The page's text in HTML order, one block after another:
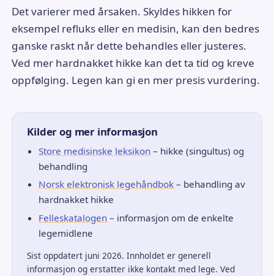
Det varierer med årsaken. Skyldes hikken for
eksempel refluks eller en medisin, kan den bedres
ganske raskt når dette behandles eller justeres.
Ved mer hardnakket hikke kan det ta tid og kreve
oppfølging. Legen kan gi en mer presis vurdering.
Kilder og mer informasjon
Store medisinske leksikon – hikke (singultus) og
behandling
Norsk elektronisk legehåndbok – behandling av
hardnakket hikke
Felleskatalogen – informasjon om de enkelte
legemidlene
Sist oppdatert juni 2026. Innholdet er generell
informasjon og erstatter ikke kontakt med lege. Ved